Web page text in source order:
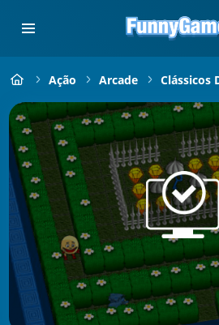
Ação Arcade Clássicos